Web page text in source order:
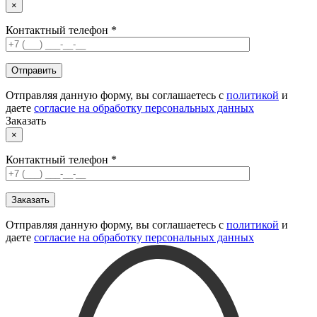
×
Контактный телефон *
Отправляя данную форму, вы соглашаетесь с политикой и
даете согласие на обработку персональных данных
Заказать
×
Контактный телефон *
Отправляя данную форму, вы соглашаетесь с политикой и
даете согласие на обработку персональных данных